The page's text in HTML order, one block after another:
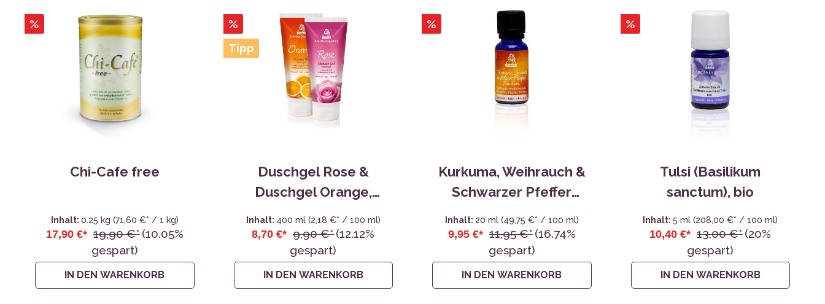
%
Chi-Cafe free
Inhalt: 0.25 kg (71,60 €* / 1 kg)
17,90 €* 19,90 €*(10.05%
gespart)
IN DEN WARENKORB
%
Tipp
Duschgel Rose &
Duschgel Orange,
Inhalt: 400 ml (2,18 €* / 100 ml)
8,70 €* 9,90 €*(12.12%
gespart)
IN DEN WARENKORB
%
Kurkuma, Weihrauch &
Schwarzer Pfeffer
Inhalt: 20 ml (49,75 €* / 100 ml)
9,95 €* 11,95 €*(16.74%
gespart)
IN DEN WARENKORB
%
Tulsi (Basilikum
sanctum), bio
Inhalt:5 ml(208,00 €* / 100 ml)
10,40 €* 13,00 €*(20%
gespart)
IN DEN WARENKORB